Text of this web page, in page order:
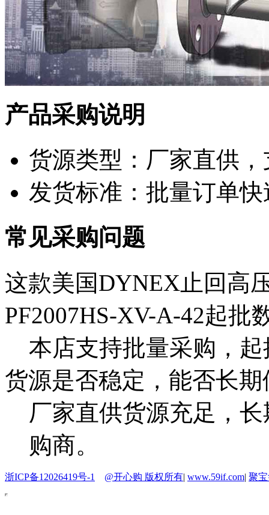
产品采购说明
货源类型：厂家直供
发货标准：批量订单
常见采购问题
这款美国DYNEX止回高
PF2007HS-XV-A-42起批
本店支持批量采购，
货源是否稳定，能否长期
厂家直供货源充足，
购商。
浙ICP备12026419号-1 @开心购 版权所有| www.59if.com| 聚